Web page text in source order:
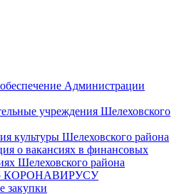
Администрации
учреждения Шелеховского
культуры Шелеховского района
о вакансиях в финансовых
Шелеховского района
КОРОНАВИРУСУ
закупки